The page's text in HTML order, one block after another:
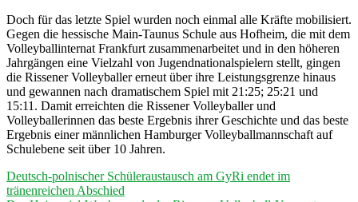
Doch für das letzte Spiel wurden noch einmal alle Kräfte mobilisiert.
Gegen die hessische Main-Taunus Schule aus Hofheim, die mit dem
Volleyballinternat Frankfurt zusammenarbeitet und in den höheren
Jahrgängen eine Vielzahl von Jugendnationalspielern stellt, gingen
die Rissener Volleyballer erneut über ihre Leistungsgrenze hinaus
und gewannen nach dramatischem Spiel mit 21:25; 25:21 und
15:11. Damit erreichten die Rissener Volleyballer und
Volleyballerinnen das beste Ergebnis ihrer Geschichte und das beste
Ergebnis einer männlichen Hamburger Volleyballmannschaft auf
Schulebene seit über 10 Jahren.
Beitragsnavigation
Vorheriger
Beitrag:
Deutsch-polnischer Schüleraustausch am GyRi endet im
tränenreichen Abschied